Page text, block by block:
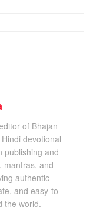
of Bhajan
devotional
publishing and
mantras, and
authentic
and easy-to-
the world.